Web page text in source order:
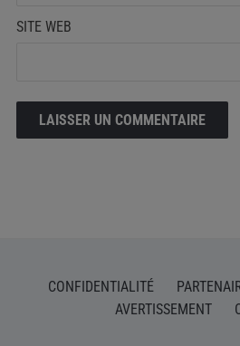
SITE WEB
CONFIDENTIALITÉ
AVERTISSEMENT